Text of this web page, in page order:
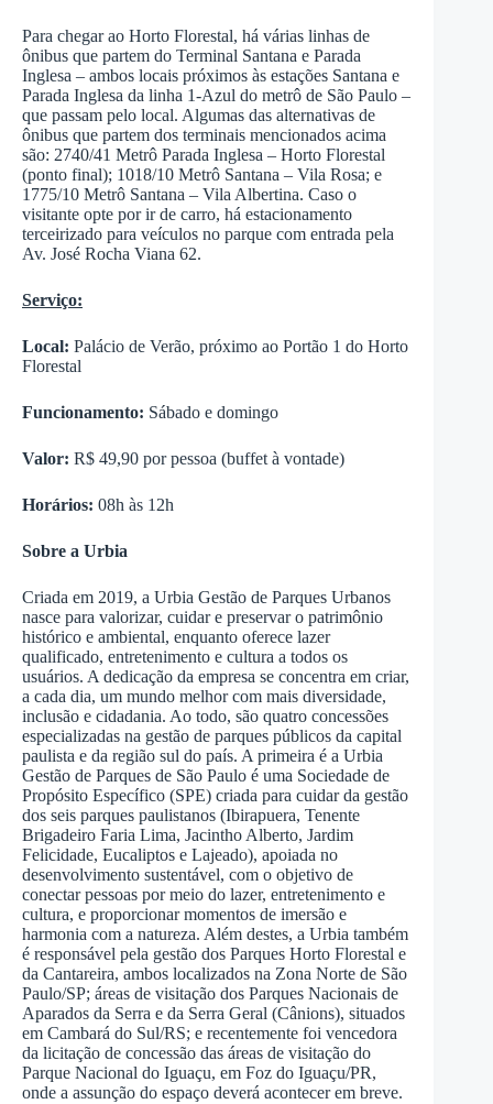
Para chegar ao Horto Florestal, há várias linhas de
ônibus que partem do Terminal Santana e Parada
Inglesa – ambos locais próximos às estações Santana e
Parada Inglesa da linha 1-Azul do metrô de São Paulo –
que passam pelo local. Algumas das alternativas de
ônibus que partem dos terminais mencionados acima
são: 2740/41 Metrô Parada Inglesa – Horto Florestal
(ponto final); 1018/10 Metrô Santana – Vila Rosa; e
1775/10 Metrô Santana – Vila Albertina. Caso o
visitante opte por ir de carro, há estacionamento
terceirizado para veículos no parque com entrada pela
Av. José Rocha Viana 62.
Serviço:
Local: Palácio de Verão, próximo ao Portão 1 do Horto
Florestal
Funcionamento: Sábado e domingo
Valor: R$ 49,90 por pessoa (buffet à vontade)
Horários: 08h às 12h
Sobre a Urbia
Criada em 2019, a Urbia Gestão de Parques Urbanos
nasce para valorizar, cuidar e preservar o patrimônio
histórico e ambiental, enquanto oferece lazer
qualificado, entretenimento e cultura a todos os
usuários. A dedicação da empresa se concentra em criar,
a cada dia, um mundo melhor com mais diversidade,
inclusão e cidadania. Ao todo, são quatro concessões
especializadas na gestão de parques públicos da capital
paulista e da região sul do país. A primeira é a Urbia
Gestão de Parques de São Paulo é uma Sociedade de
Propósito Específico (SPE) criada para cuidar da gestão
dos seis parques paulistanos (Ibirapuera, Tenente
Brigadeiro Faria Lima, Jacintho Alberto, Jardim
Felicidade, Eucaliptos e Lajeado), apoiada no
desenvolvimento sustentável, com o objetivo de
conectar pessoas por meio do lazer, entretenimento e
cultura, e proporcionar momentos de imersão e
harmonia com a natureza. Além destes, a Urbia também
é responsável pela gestão dos Parques Horto Florestal e
da Cantareira, ambos localizados na Zona Norte de São
Paulo/SP; áreas de visitação dos Parques Nacionais de
Aparados da Serra e da Serra Geral (Cânions), situados
em Cambará do Sul/RS; e recentemente foi vencedora
da licitação de concessão das áreas de visitação do
Parque Nacional do Iguaçu, em Foz do Iguaçu/PR,
onde a assunção do espaço deverá acontecer em breve.